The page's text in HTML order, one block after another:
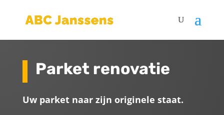
Parket renovatie
Uw parket naar zijn originele staat.